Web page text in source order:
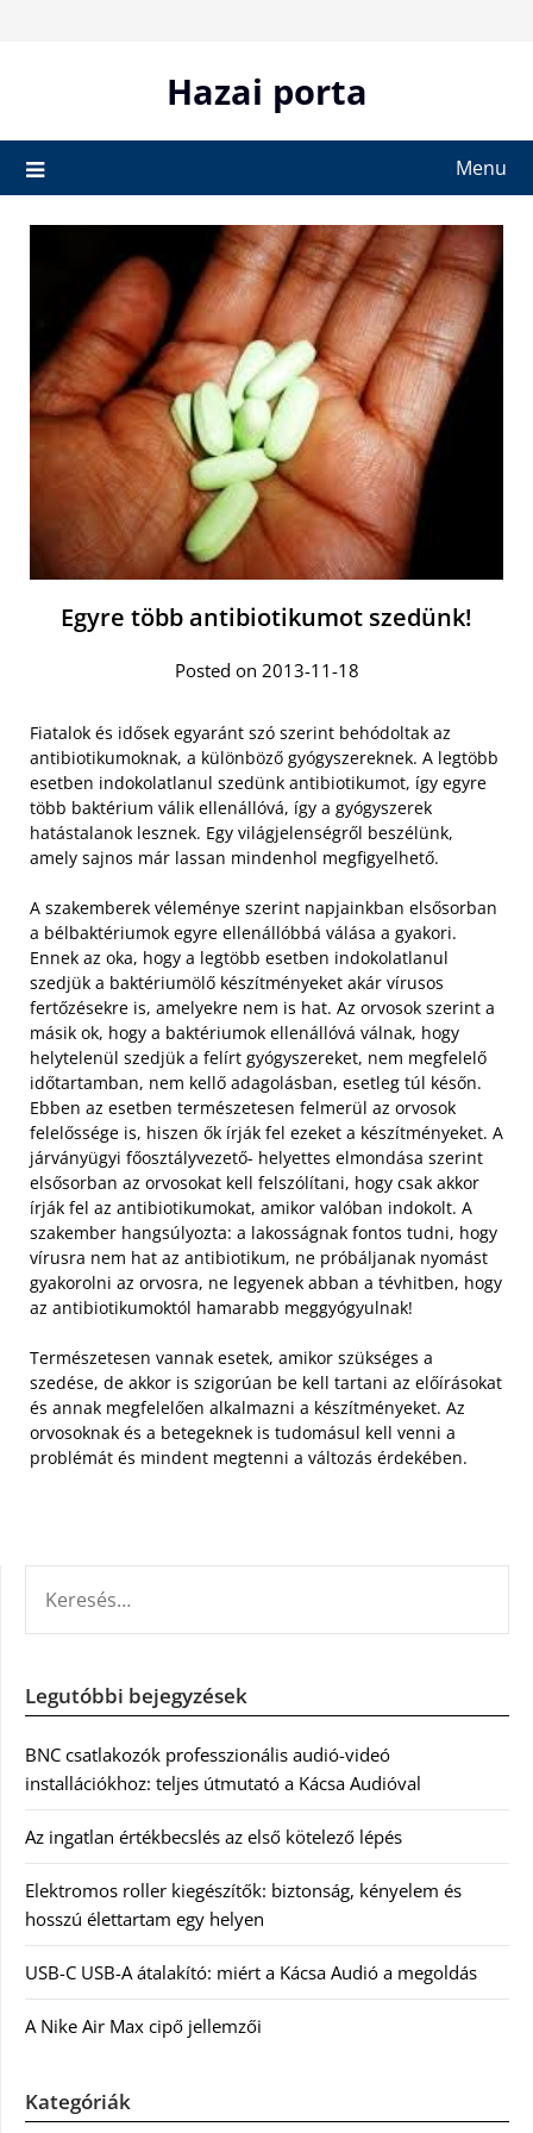
Hazai porta
Menu
Egyre több antibiotikumot szedünk!
Posted on 2013-11-18
Fiatalok és idősek egyaránt szó szerint behódoltak az
antibiotikumoknak, a különböző gyógyszereknek. A legtöbb
esetben indokolatlanul szedünk antibiotikumot, így egyre
több baktérium válik ellenállóvá, így a gyógyszerek
hatástalanok lesznek. Egy világjelenségről beszélünk,
amely sajnos már lassan mindenhol megfigyelhető.
A szakemberek véleménye szerint napjainkban elsősorban
a bélbaktériumok egyre ellenállóbbá válása a gyakori.
Ennek az oka, hogy a legtöbb esetben indokolatlanul
szedjük a baktériumölő készítményeket akár vírusos
fertőzésekre is, amelyekre nem is hat. Az orvosok szerint a
másik ok, hogy a baktériumok ellenállóvá válnak, hogy
helytelenül szedjük a felírt gyógyszereket, nem megfelelő
időtartamban, nem kellő adagolásban, esetleg túl későn.
Ebben az esetben természetesen felmerül az orvosok
felelőssége is, hiszen ők írják fel ezeket a készítményeket. A
járványügyi főosztályvezető- helyettes elmondása szerint
elsősorban az orvosokat kell felszólítani, hogy csak akkor
írják fel az antibiotikumokat, amikor valóban indokolt. A
szakember hangsúlyozta: a lakosságnak fontos tudni, hogy
vírusra nem hat az antibiotikum, ne próbáljanak nyomást
gyakorolni az orvosra, ne legyenek abban a tévhitben, hogy
az antibiotikumoktól hamarabb meggyógyulnak!
Természetesen vannak esetek, amikor szükséges a
szedése, de akkor is szigorúan be kell tartani az előírásokat
és annak megfelelően alkalmazni a készítményeket. Az
orvosoknak és a betegeknek is tudomásul kell venni a
problémát és mindent megtenni a változás érdekében.
Legutóbbi bejegyzések
BNC csatlakozók professzionális audió-videó
installációkhoz: teljes útmutató a Kácsa Audióval
Az ingatlan értékbecslés az első kötelező lépés
Elektromos roller kiegészítők: biztonság, kényelem és
hosszú élettartam egy helyen
USB-C USB-A átalakító: miért a Kácsa Audió a megoldás
A Nike Air Max cipő jellemzői
Kategóriák